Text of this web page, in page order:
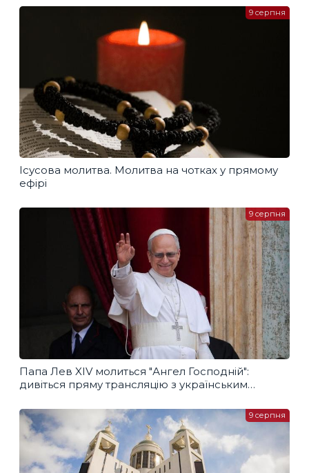
Ісусова молитва. Молитва на чотках у прямому
ефірі
9 серпня
Папа Лев XIV молиться "Ангел Господній":
дивіться пряму трансляцію з українським
9 серпня
9 серпня